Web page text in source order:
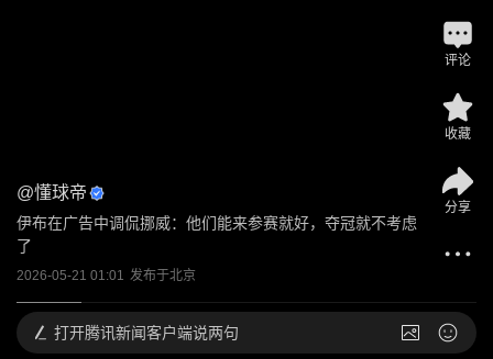
@懂球帝
伊布在广告中调侃挪威：他们能来参赛就好，夺冠就不考虑
了
2026-05-21 01:01 发布于北京
评论
收藏
分享
打开腾讯新闻客户端说两句